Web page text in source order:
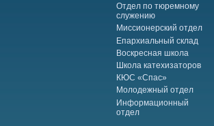
Отдел по тюремному
служению
Миссионерский отдел
Епархиальный склад
Воскресная школа
Школа катехизаторов
КЮС «Спас»
Молодежный отдел
Информационный
отдел